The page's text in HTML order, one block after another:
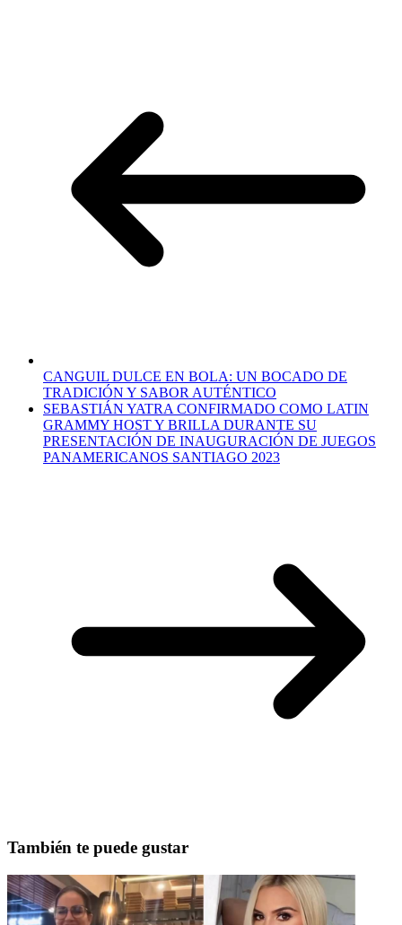
CANGUIL DULCE EN BOLA: UN BOCADO DE
TRADICIÓN Y SABOR AUTÉNTICO
SEBASTIÁN YATRA CONFIRMADO COMO LATIN
GRAMMY HOST Y BRILLA DURANTE SU
PRESENTACIÓN DE INAUGURACIÓN DE JUEGOS
PANAMERICANOS SANTIAGO 2023
También te puede gustar